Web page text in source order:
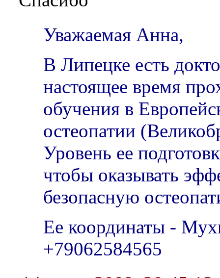
Уважаемая Анна,
В Липецке есть
настоящее время
обучения в
остеопатии
Уровень ее
чтобы оказывать
безопасную
Ее координаты -
+79062584565